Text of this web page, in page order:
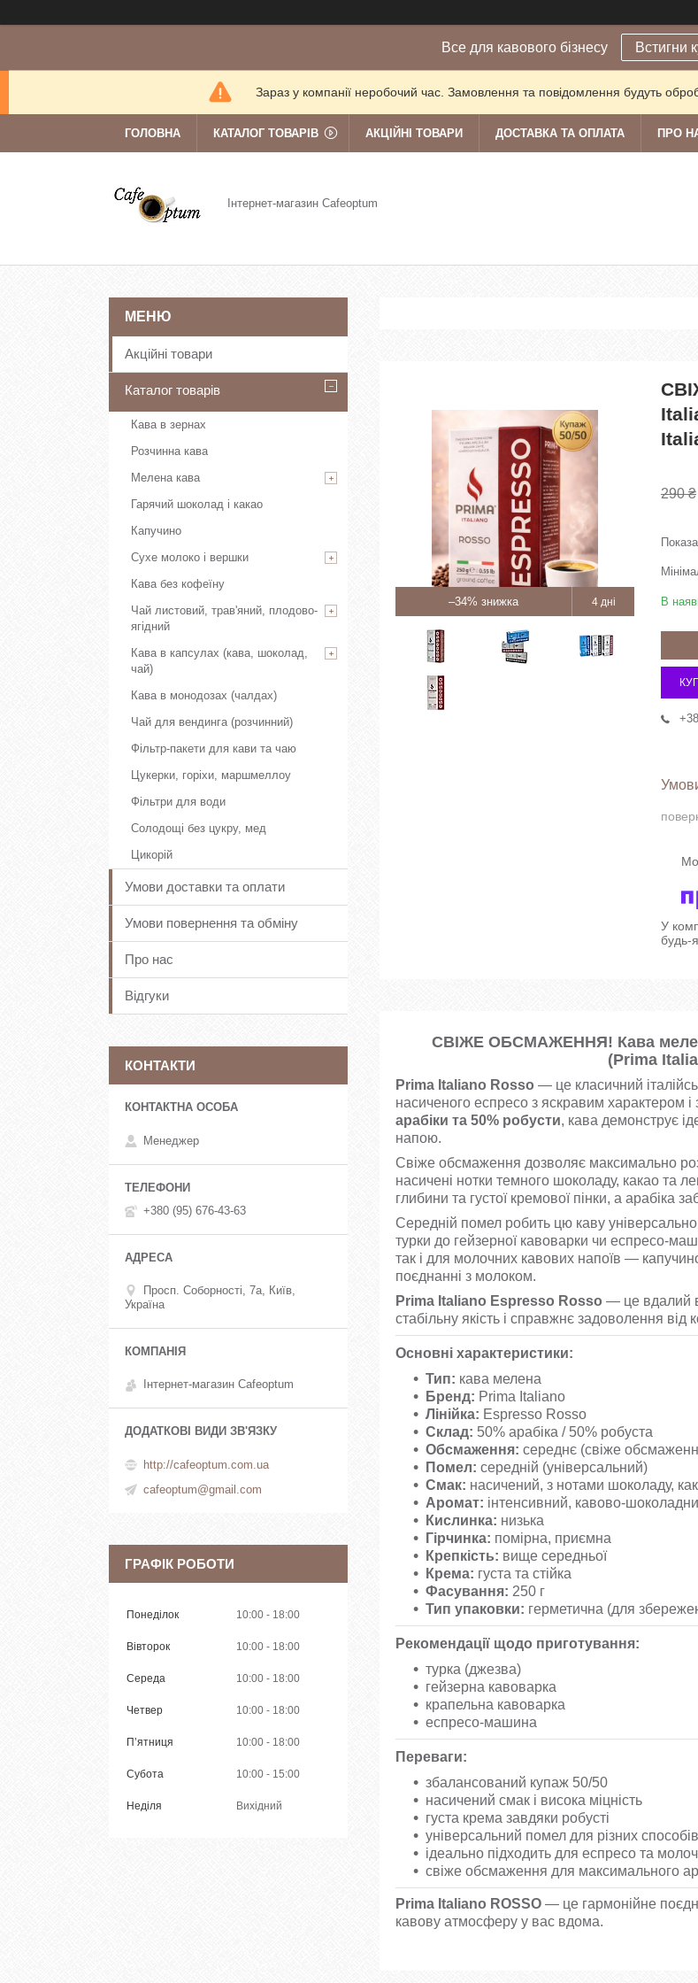
Все для кавового бізнесу Встигни
Зараз у компанії неробочий час. Замовлення та повідомлення будуть
ГОЛОВНА КАТАЛОГ ТОВАРІВ АКЦІЙНІ ТОВАРИ ДОСТАВКА ТА ОПЛАТА ПРО
Інтернет-магазин Cafeoptum
–34% 4 дні
290 ₴
В
У
будь-
СВІЖЕ ОБСМАЖЕННЯ! Кава
(Prima
Prima Italiano Rosso — це класичний
насиченого еспресо з яскравим
арабіки та 50% робусти, кава демонструє
напою.
Свіже обсмаження дозволяє максимально
насичені нотки темного шоколаду, какао та
глибини та густої кремової пінки, а арабіка
Середній помел робить цю каву
турки до гейзерної кавоварки чи еспресо-
так і для молочних кавових напоїв —
поєднанні з молоком.
Prima Italiano Espresso Rosso — це вдалий
стабільну якість і справжнє задоволення від
Основні характеристики:
Тип: кава мелена
Бренд: Prima Italiano
Лінійка: Espresso Rosso
Склад: 50% арабіка / 50% робуста
Обсмаження: середнє (свіже
Помел: середній (універсальний)
Смак: насичений, з нотами шоколаду,
Аромат: інтенсивний, кавово-
Кислинка: низька
Гірчинка: помірна, приємна
Крепкість: вище середньої
Крема: густа та стійка
Фасування: 250 г
Тип упаковки: герметична (для
Рекомендації щодо приготування:
турка (джезва)
гейзерна кавоварка
крапельна кавоварка
еспресо-машина
Переваги:
збалансований купаж 50/50
насичений смак і висока міцність
густа крема завдяки робусті
універсальний помел для різних
ідеально підходить для еспресо та
свіже обсмаження для максимального
Prima Italiano ROSSO — це гармонійне
кавову атмосферу у вас вдома.
Акційні товари
Каталог товарів
Кава в зернах
Розчинна кава
Мелена кава
Гарячий шоколад і какао
Капучино
Сухе молоко і вершки
Кава без кофеїну
Чай листовий, трав'яний, плодово-
ягідний
Кава в капсулах (кава, шоколад,
чай)
Кава в монодозах (чалдах)
Чай для вендинга (розчинний)
Фільтр-пакети для кави та чаю
Цукерки, горіхи, маршмеллоу
Фільтри для води
Солодощі без цукру, мед
Цикорій
Умови доставки та оплати
Умови повернення та обміну
Про нас
Відгуки
КОНТАКТИ
Менеджер
+380 (95) 676-43-63
Просп. Соборності, 7а, Київ,
Україна
Інтернет-магазин Cafeoptum
http://cafeoptum.com.ua
cafeoptum@gmail.com
ГРАФІК РОБОТИ
Понеділок 10:00 18:00
Вівторок 10:00 18:00
Середа 10:00 18:00
Четвер 10:00 18:00
Пʼятниця 10:00 18:00
Субота 10:00 15:00
Неділя Вихідний